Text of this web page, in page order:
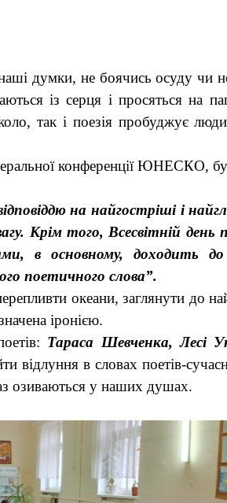
думки, не боячись осуду чи
із серця і просяться на
так і поезія пробуджує
конференції ЮНЕСКО,
на найгостріші і
Крім того, Всесвітній
в основному, доходить
поетичного слова”.
океани, заглянути до
іронією.
Тараса Шевченка, Лесі
відлуння в словах поетів-
озиваються у наших душах.